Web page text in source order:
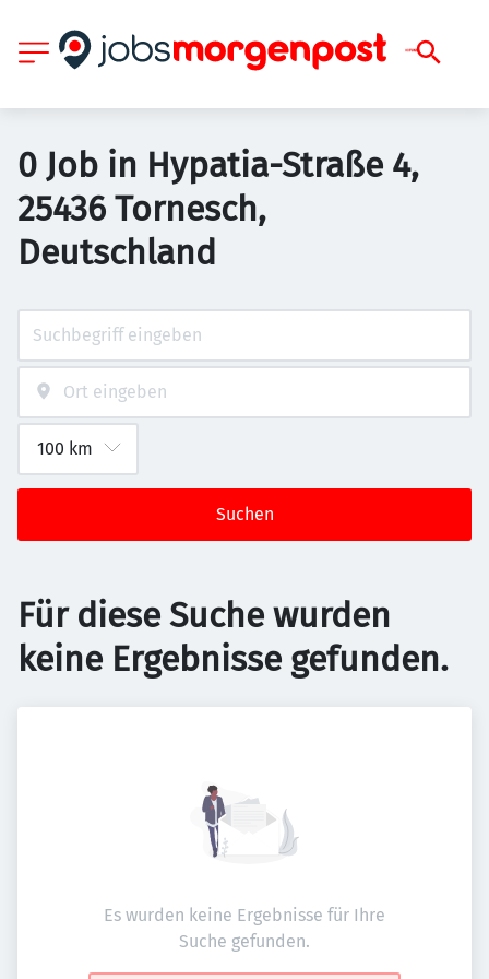
0 Job in Hypatia-Straße 4,
25436 Tornesch,
Deutschland
Suchen
Für diese Suche wurden
keine Ergebnisse gefunden.
Es wurden keine Ergebnisse für Ihre
Suche gefunden.